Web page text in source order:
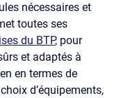
nécessaires et
toutes ses
du BTP, pour
et adaptés à
en termes de
d’équipements,